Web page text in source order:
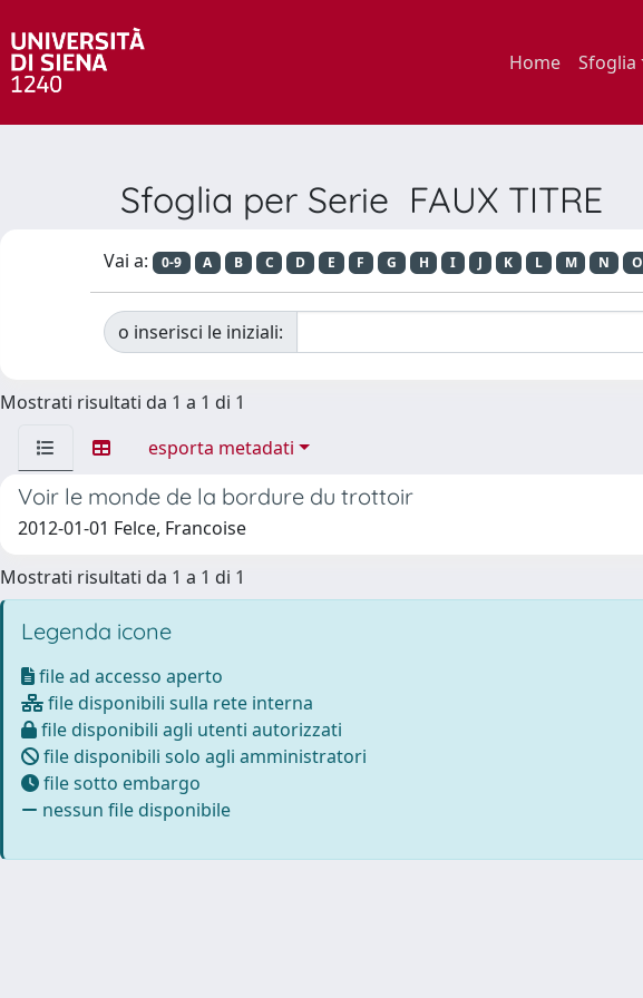
Home Sfoglia
Sfoglia per Serie FAUX TITRE
Vai a: 0-9 A B C D E F G H I J K L M N O
o inserisci le iniziali:
Mostrati risultati da 1 a 1 di 1
esporta metadati
Voir le monde de la bordure du trottoir
2012-01-01 Felce, Francoise
Mostrati risultati da 1 a 1 di 1
Legenda icone
file ad accesso aperto
file disponibili sulla rete interna
file disponibili agli utenti autorizzati
file disponibili solo agli amministratori
file sotto embargo
nessun file disponibile